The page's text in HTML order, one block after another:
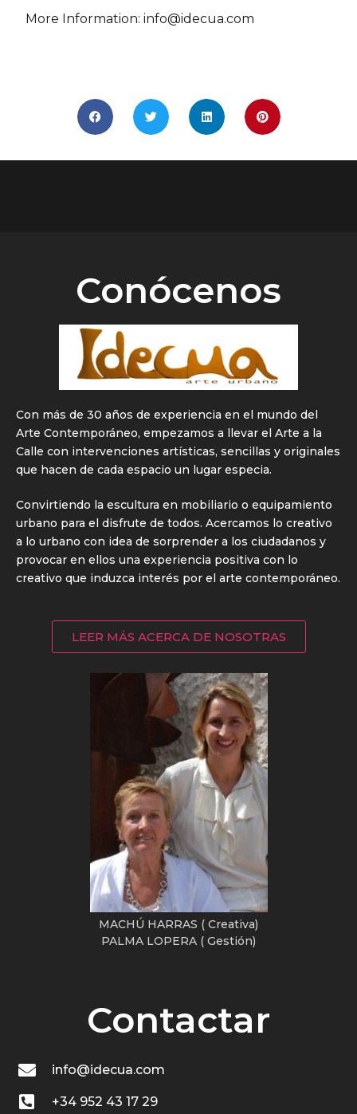
More Information:info@idecua.com
Conócenos
Con más de 30 años de experiencia en el mundo del
Arte Contemporáneo, empezamos a llevar el Arte a la
Calle con intervenciones artísticas, sencillas y originales
que hacen de cada espacio un lugar especia.
Convirtiendo la escultura en mobiliario o equipamiento
urbano para el disfrute de todos. Acercamos lo creativo
a lo urbano con idea de sorprender a los ciudadanos y
provocar en ellos una experiencia positiva con lo
creativo que induzca interés por el arte contemporáneo.
LEER MÁS ACERCA DE NOSOTRAS
MACHÚ HARRAS ( Creativa)
PALMA LOPERA ( Gestión)
Contactar
info@idecua.com
+34 952 43 17 29